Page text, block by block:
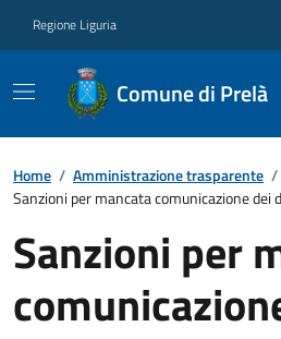
Regione Liguria
Comune di Prelà
Home / Amministrazione trasparente /
Sanzioni per mancata comunicazione dei
Sanzioni per